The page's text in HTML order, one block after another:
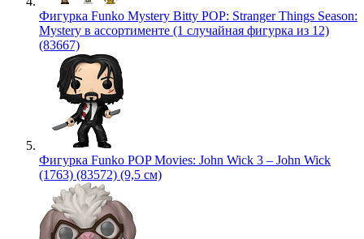
Фигурка Funko Mystery Bitty POP: Stranger Things Season:
Mystery в ассортименте (1 случайная фигурка из 12)
(83667)
Фигурка Funko POP Movies: John Wick 3 – John Wick
(1763) (83572) (9,5 см)